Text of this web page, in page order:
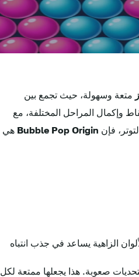
متعة وسهولة، حيث تجمع بين
وإكمال المراحل المختلفة، مع
فإن Bubble Pop Origin هي
الزاهية يساعد في جذب انتباه
صعوبة. هذا يجعلها ممتعة لكل